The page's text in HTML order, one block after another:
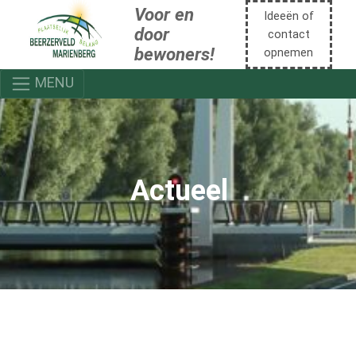
Voor en
door
bewoners!
Ideeën of
contact
opnemen
MENU
Actueel